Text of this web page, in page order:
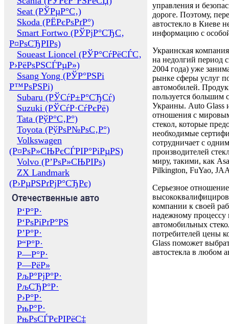
Seat (РЎРµР°С‚)
Skoda (РЁРєРѕРґР°)
Smart Fortwo (РЎРјР°СЂС‚
Р¤РѕСЂРІРѕ)
Soueast Lioncel (РЎР°СѓРёСЃС‚
Р›РёРѕРЅСЃРµР»)
Ssang Yong (РЎР°РЅРі
Р™РѕРЅРі)
Subaru (РЎСѓР±Р°СЂСѓ)
Suzuki (РЎСѓР·СѓРєРё)
Tata (РўР°С‚Р°)
Toyota (РўРѕР№РѕС‚Р°)
Volkswagen
(Р¤РѕР»СЊРєСЃРІР°РіРµРЅ)
Volvo (Р’РѕР»СЊРІРѕ)
ZX Landmark
(Р›РµРЅРґРјР°СЂРє)
Отечественные авто
Р‘Р°Р·
Р‘РѕРіРґР°РЅ
Р’Р°Р·
Р“Р°Р·
Р—Р°Р·
Р—РёР»
РљР°РјР°Р·
РљСЂР°Р·
Р›Р°Р·
РњР°Р·
РњРѕСЃРєРІРёС‡
управления и
дороге. Поэтому,
автостекло в Киеве
информацию с
Украинская
на недолгий период
2004 года) уже
рынке сферы услуг
автомобилей.
пользуется большим
Украины. Auto Glass
отношения с
стекол, которые
необходимые
сотрудничает с
производителей
миру, такими, как
Pilkington, FuYao,
Серьезное отношение
компании к своей
надежному процессу
автомобильных
потребителей цены
Glass поможет
автостекла в любом